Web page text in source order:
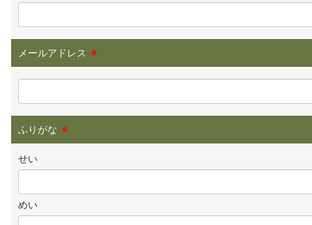
メールアドレス ※
ふりがな ※
せい
めい